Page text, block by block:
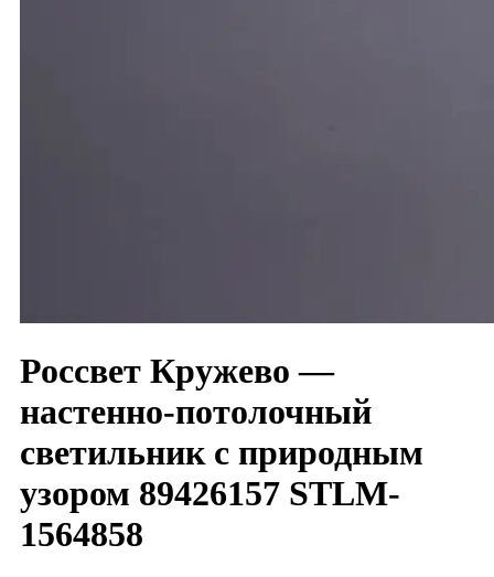
Россвет Кружево —
настенно-потолочный
светильник с природным
узором 89426157 STLM-
1564858